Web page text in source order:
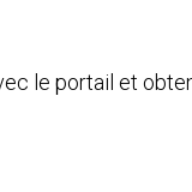
le portail et